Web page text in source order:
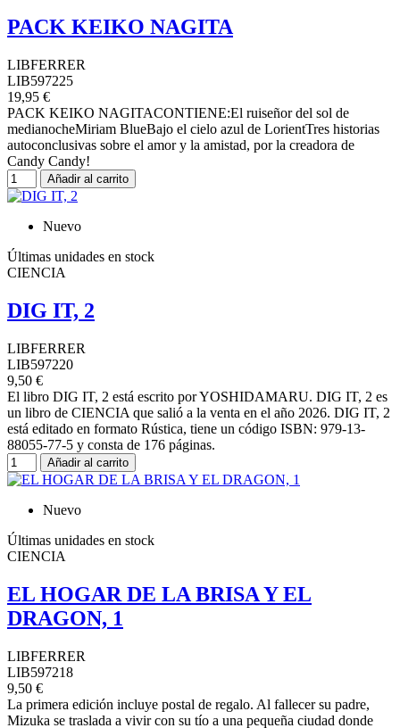
PACK KEIKO NAGITA
LIBFERRER
LIB597225
19,95 €
PACK KEIKO NAGITACONTIENE:El ruiseñor del sol de
medianocheMiriam BlueBajo el cielo azul de LorientTres historias
autoconclusivas sobre el amor y la amistad, por la creadora de
Candy Candy!
Añadir al carrito
Nuevo
Últimas unidades en stock
CIENCIA
DIG IT, 2
LIBFERRER
LIB597220
9,50 €
El libro DIG IT, 2 está escrito por YOSHIDAMARU. DIG IT, 2 es
un libro de CIENCIA que salió a la venta en el año 2026. DIG IT, 2
está editado en formato Rústica, tiene un código ISBN: 979-13-
88055-77-5 y consta de 176 páginas.
Añadir al carrito
Nuevo
Últimas unidades en stock
CIENCIA
EL HOGAR DE LA BRISA Y EL
DRAGON, 1
LIBFERRER
LIB597218
9,50 €
La primera edición incluye postal de regalo. Al fallecer su padre,
Mizuka se traslada a vivir con su tío a una pequeña ciudad donde